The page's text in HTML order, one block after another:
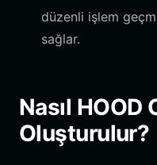
düzenli işlem
sağlar.
Nasıl HOOD
Oluşturulur?